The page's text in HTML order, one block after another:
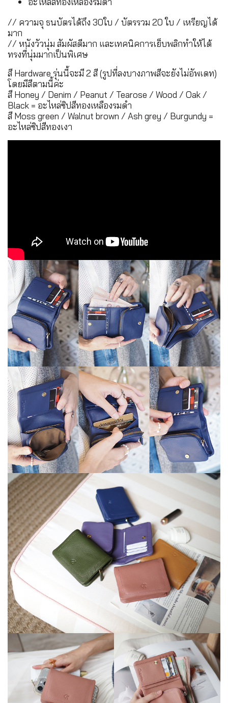
// ความจุ ธนบัตรได้ถึง 30ใบ / บัตรรวม 20 ใบ / เหรียญได้
มาก
// หนังวัวนุ่ม สัมผัสดีมาก และเทคนิคการเย็บพลิกทำให้ได้
ทรงที่นุ่มมากเป็นพิเศษ
สี Hardware รุ่นนี้จะมี 2 สี (รูปที่ลงบางภาพสีจะยังไม่อัพเดท)
โดยมีสีตามนี้ค่ะ
สี Honey / Denim / Peanut / Tearose / Wood / Oak /
Black = อะไหล่ซิปสีทองเหลืองรมดำ
สี Moss green / Walnut brown / Ash grey / Burgundy =
อะไหล่ซิปสีทองเงา